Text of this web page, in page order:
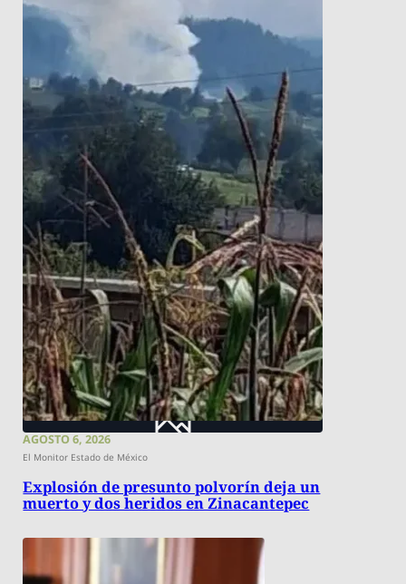
AGOSTO 6, 2026
El Monitor Estado de México
Explosión de presunto polvorín deja un
muerto y dos heridos en Zinacantepec